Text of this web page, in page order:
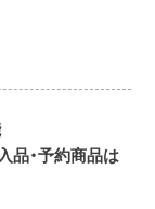
品・予約商品は